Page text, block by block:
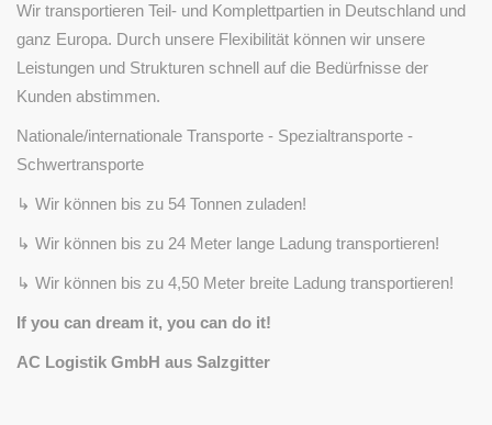
Wir transportieren Teil- und Komplettpartien in Deutschland und
ganz Europa. Durch unsere Flexibilität können wir unsere
Leistungen und Strukturen schnell auf die Bedürfnisse der
Kunden abstimmen.
Nationale/internationale Transporte - Spezialtransporte -
Schwertransporte
↳ Wir können bis zu 54 Tonnen zuladen!
↳ Wir können bis zu 24 Meter lange Ladung transportieren!
↳ Wir können bis zu 4,50 Meter breite Ladung transportieren!
If you can dream it, you can do it!
AC Logistik GmbH aus Salzgitter